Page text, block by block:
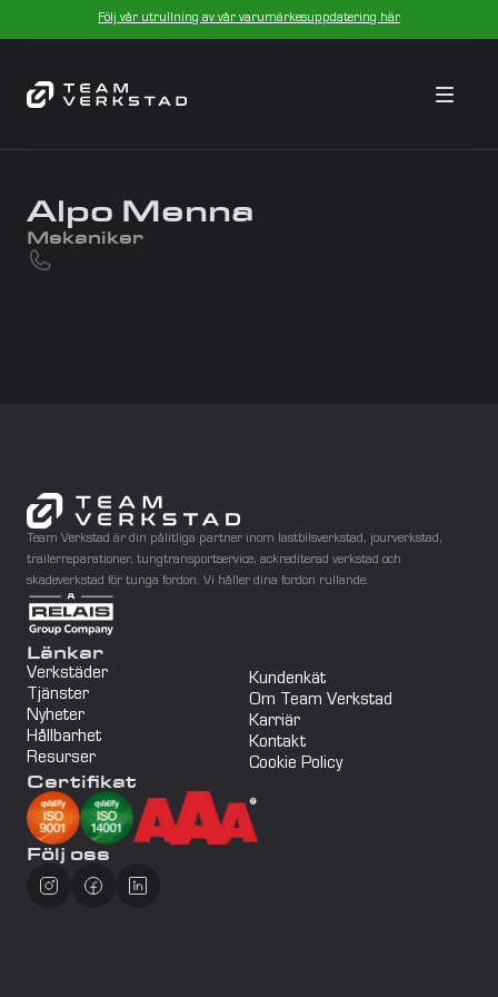
Följ vår utrullning av vår varumärkesuppdatering här
Alpo Menna
Mekaniker
Team Verkstad är din pålitliga partner inom lastbilsverkstad, jourverkstad,
trailerreparationer, tungtransportservice, ackrediterad verkstad och
skadeverkstad för tunga fordon. Vi håller dina fordon rullande.
Länkar
Verkstäder
Tjänster
Nyheter
Hållbarhet
Resurser
Kundenkät
Om Team Verkstad
Karriär
Kontakt
Cookie Policy
Certifikat
Följ oss